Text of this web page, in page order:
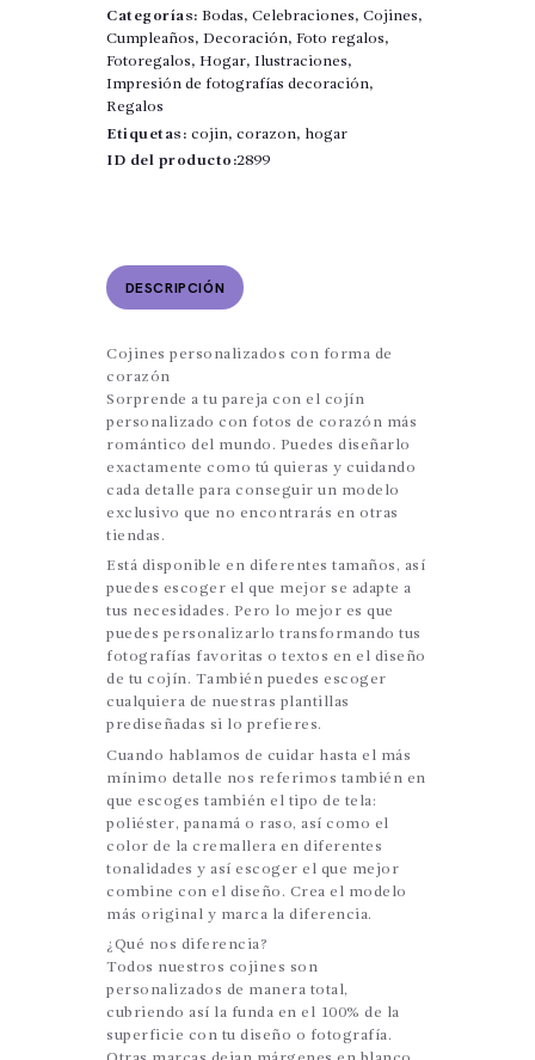
loca
cantidad
Categorías: Bodas, Celebraciones, Cojines,
Cumpleaños, Decoración, Foto regalos,
Fotoregalos, Hogar, Ilustraciones,
Impresión de fotografías decoración,
Regalos
Etiquetas: cojin, corazon, hogar
ID del producto:2899
DESCRIPCIÓN
Cojines personalizados con forma de
corazón
Sorprende a tu pareja con el cojín
personalizado con fotos de corazón más
romántico del mundo. Puedes diseñarlo
exactamente como tú quieras y cuidando
cada detalle para conseguir un modelo
exclusivo que no encontrarás en otras
tiendas.
Está disponible en diferentes tamaños, así
puedes escoger el que mejor se adapte a
tus necesidades. Pero lo mejor es que
puedes personalizarlo transformando tus
fotografías favoritas o textos en el diseño
de tu cojín. También puedes escoger
cualquiera de nuestras plantillas
prediseñadas si lo prefieres.
Cuando hablamos de cuidar hasta el más
mínimo detalle nos referimos también en
que escoges también el tipo de tela:
poliéster, panamá o raso, así como el
color de la cremallera en diferentes
tonalidades y así escoger el que mejor
combine con el diseño. Crea el modelo
más original y marca la diferencia.
¿Qué nos diferencia?
Todos nuestros cojines son
personalizados de manera total,
cubriendo así la funda en el 100% de la
superficie con tu diseño o fotografía.